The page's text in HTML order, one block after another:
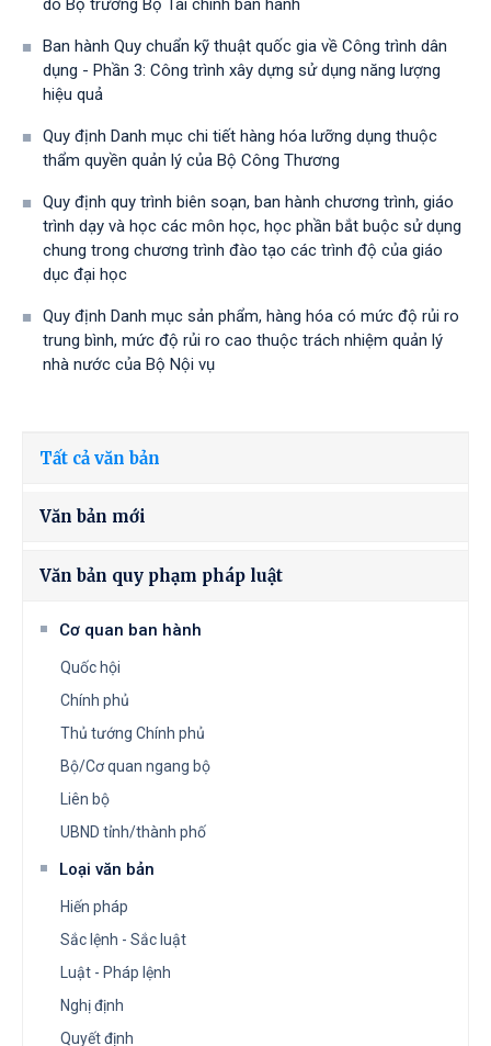
do Bộ trưởng Bộ Tài chính ban hành
Ban hành Quy chuẩn kỹ thuật quốc gia về Công trình dân
dụng - Phần 3: Công trình xây dựng sử dụng năng lượng
hiệu quả
Quy định Danh mục chi tiết hàng hóa lưỡng dụng thuộc
thẩm quyền quản lý của Bộ Công Thương
Quy định quy trình biên soạn, ban hành chương trình, giáo
trình dạy và học các môn học, học phần bắt buộc sử dụng
chung trong chương trình đào tạo các trình độ của giáo
dục đại học
Quy định Danh mục sản phẩm, hàng hóa có mức độ rủi ro
trung bình, mức độ rủi ro cao thuộc trách nhiệm quản lý
nhà nước của Bộ Nội vụ
Tất cả văn bản
Văn bản mới
Văn bản quy phạm pháp luật
Cơ quan ban hành
Quốc hội
Chính phủ
Thủ tướng Chính phủ
Bộ/Cơ quan ngang bộ
Liên bộ
UBND tỉnh/thành phố
Loại văn bản
Hiến pháp
Sắc lệnh - Sắc luật
Luật - Pháp lệnh
Nghị định
Quyết định